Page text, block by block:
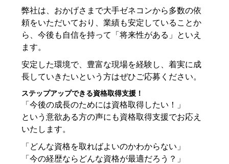
弊社は、おかげさまで大手ゼネコンから多数の依
頼をいただいており、業績も安定していることか
ら、今後も自信を持って「将来性がある」といえ
ます。
安定した環境で、豊富な現場を経験し、着実に成
長していきたいという方はぜひご応募ください。
ステップアップできる資格取得支援！
「今後の成長のためには資格取得したい！」
という意欲ある方の声にも資格取得支援でお応え
いたします。
「どんな資格を取ればよいのかわからない」
「今の経歴ならどんな資格が最適だろう？」